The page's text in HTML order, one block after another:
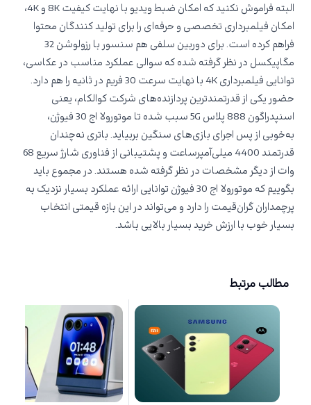
البته فراموش نکنید که امکان ضبط ویدیو با نهایت کیفیت 8K و 4K،
امکان فیلمبرداری تخصصی و حرفه‌ای را برای تولید کنندگان محتوا
فراهم کرده است. برای دوربین سلفی هم سنسور با رزولوشن 32
مگاپیکسل در نظر گرفته شده که سوالی عملکرد مناسب در عکاسی،
توانایی فیلمبرداری 4K با نهایت سرعت 30 فریم در ثانیه را هم دارد.
حضور یکی از قدرتمند‌ترین پردازنده‌های شرکت کوالکام، یعنی
اسنپدراگون 888 پلاس 5G سبب شده تا موتورولا اج 30 فیوژن،
به‌خوبی از پس اجرای بازی‌های سنگین بربیاید. باتری نه‌چندان
قدرتمند 4400 میلی‌آمپر‌ساعت و پشتیبانی از فناوری شارژ سریع 68
وات از دیگر مشخصات در نظر گرفته شده هستند. در مجموع باید
بگوییم که موتورولا اج 30 فیوژن توانایی ارائه عملکرد بسیار نزدیک به
پرچمداران گران‌قیمت را دارد و می‌تواند در این بازه قیمتی انتخاب
بسیار خوب با ارزش خرید بسیار بالایی باشد.
مطالب مرتبط